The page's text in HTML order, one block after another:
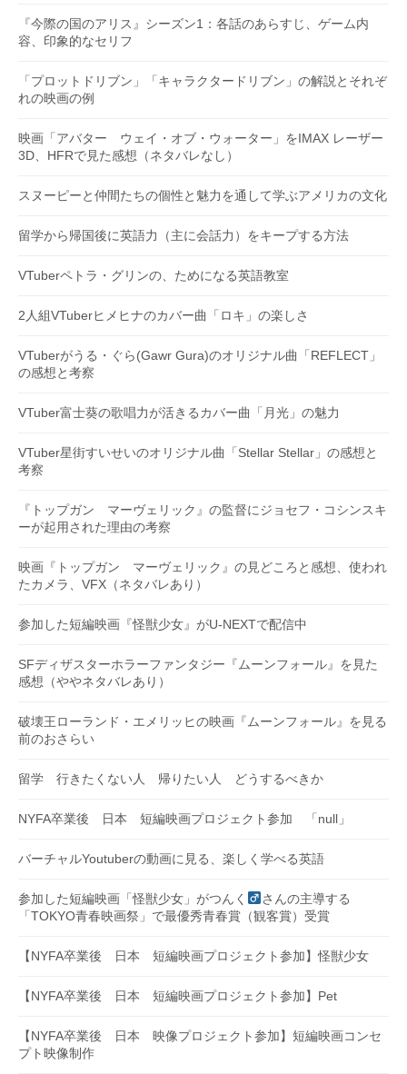
『今際の国のアリス』シーズン1：各話のあらすじ、ゲーム内
容、印象的なセリフ
「プロットドリブン」「キャラクタードリブン」の解説とそれぞ
れの映画の例
映画「アバター ウェイ・オブ・ウォーター」をIMAX レーザー
3D、HFRで見た感想（ネタバレなし）
スヌーピーと仲間たちの個性と魅力を通して学ぶアメリカの文化
留学から帰国後に英語力（主に会話力）をキープする方法
VTuberペトラ・グリンの、ためになる英語教室
2人組VTuberヒメヒナのカバー曲「ロキ」の楽しさ
VTuberがうる・ぐら(Gawr Gura)のオリジナル曲「REFLECT」
の感想と考察
VTuber富士葵の歌唱力が活きるカバー曲「月光」の魅力
VTuber星街すいせいのオリジナル曲「Stellar Stellar」の感想と
考察
『トップガン マーヴェリック』の監督にジョセフ・コシンスキ
ーが起用された理由の考察
映画『トップガン マーヴェリック』の見どころと感想、使われ
たカメラ、VFX（ネタバレあり）
参加した短編映画『怪獣少女』がU-NEXTで配信中
SFディザスターホラーファンタジー『ムーンフォール』を見た
感想（ややネタバレあり）
破壊王ローランド・エメリッヒの映画『ムーンフォール』を見る
前のおさらい
留学 行きたくない人 帰りたい人 どうするべきか
NYFA卒業後 日本 短編映画プロジェクト参加 「null」
バーチャルYoutuberの動画に見る、楽しく学べる英語
参加した短編映画「怪獣少女」がつんく
さんの主導する
「TOKYO青春映画祭」で最優秀青春賞（観客賞）受賞
【NYFA卒業後 日本 短編映画プロジェクト参加】怪獣少女
【NYFA卒業後 日本 短編映画プロジェクト参加】Pet
【NYFA卒業後 日本 映像プロジェクト参加】短編映画コンセ
プト映像制作